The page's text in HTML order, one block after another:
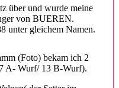
über und wurde meine
von BUEREN.
unter gleichem Namen.
(Foto) bekam ich 2
A- Wurf/ 13 B-Wurf).